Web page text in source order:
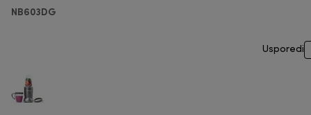
NB603DG
Usporedi